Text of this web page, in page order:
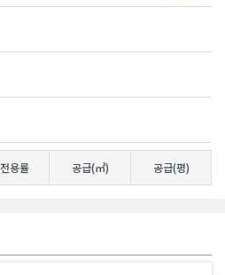
전용률 공급(㎡) 공급(평)